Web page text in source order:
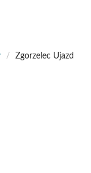
/ Zgorzelec Ujazd